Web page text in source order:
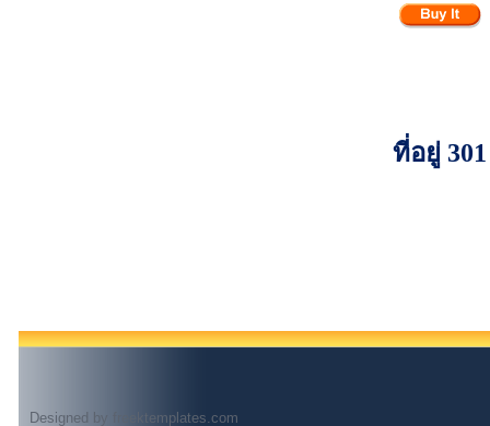
ที่อยู่
Designed by freektemplates.com